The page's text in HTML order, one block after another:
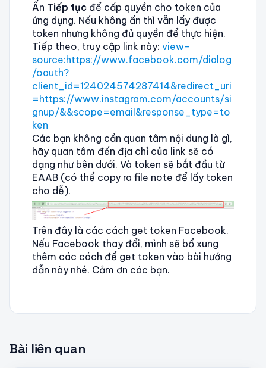
Ấn Tiếp tục để cấp quyền cho token của
ứng dụng. Nếu không ấn thì vẫn lấy được
token nhưng không đủ quyền để thực hiện.
Tiếp theo, truy cập link này: view-
source:https://www.facebook.com/dialog
/oauth?
client_id=124024574287414&redirect_uri
=https://www.instagram.com/accounts/si
gnup/&&scope=email&response_type=to
ken
Các bạn không cần quan tâm nội dung là gì,
hãy quan tâm đến địa chỉ của link sẽ có
dạng như bên dưới. Và token sẽ bắt đầu từ
EAAB (có thể copy ra file note để lấy token
cho dễ).
Trên đây là các cách get token Facebook.
Nếu Facebook thay đổi, mình sẽ bổ xung
thêm các cách để get token vào bài hướng
dẫn này nhé. Cảm ơn các bạn.
Bài liên quan